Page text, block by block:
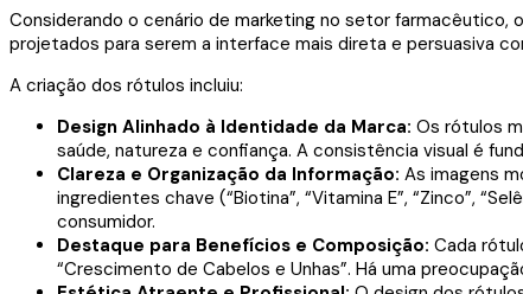
Considerando o cenário de marketing no setor
projetados para serem a interface mais direta e persuasiva
A criação dos rótulos incluiu:
Design Alinhado à Identidade da Marca: Os rótulos
saúde, natureza e confiança. A consistência visual é
Clareza e Organização da Informação: As imagens
ingredientes chave (“Biotina”, “Vitamina E”, “Zinco”,
consumidor.
Destaque para Benefícios e Composição: Cada
“Crescimento de Cabelos e Unhas”. Há uma